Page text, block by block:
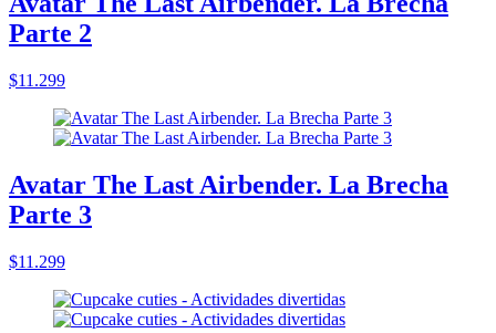
Parte 2
$11.299
Avatar The Last Airbender. La Brecha
Parte 3
$11.299